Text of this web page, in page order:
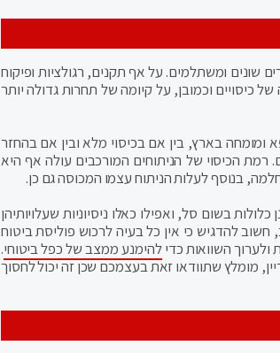
שונים ומשתלמים. על אף תקנים, רגולציות ופיקוח
כיסויים וכמובן, על קיומה של תחרות גדולה יותר
ומומחה בארץ, בין אם בכיסוי מלא ובין אם בהחזר
רמת הכיסוי של הניתוחים המורכבים עולה אף היא
בנוסף לעלות הניתוח עצמו המכוסה גם כן.
בשום סל, ואפילו כאלו ניסיוניות שעלויותיהן
להדגיש כי אין כל בעיה לרכוש פוליסת ביטוח
השוואות כדילהימנע ממצב של כפל ביטוחי.
מומלץ שתוודאו זאת בעצמכם שכן זה יכול לחסוך